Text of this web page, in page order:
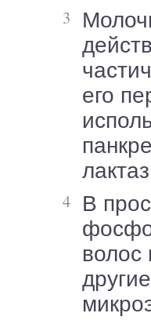
Молочный сахар (лактоза) под
его
В простокваше очень много кальция и
волос